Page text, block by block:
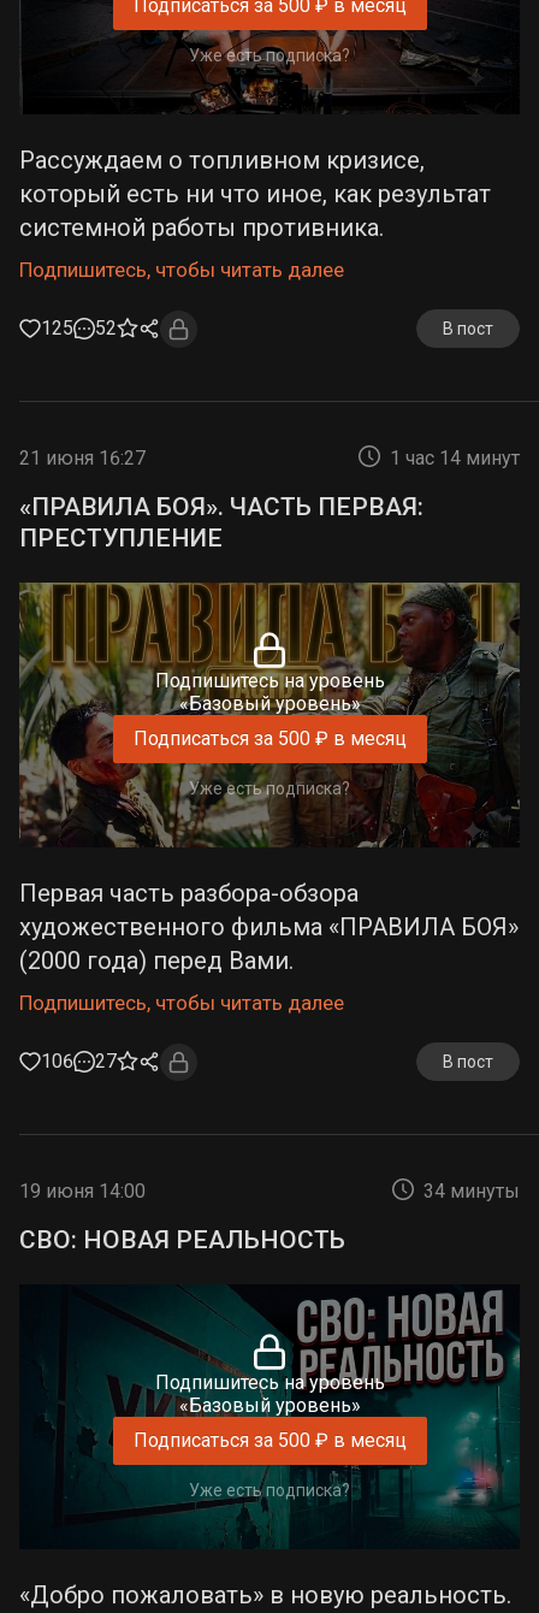
Подписаться за 500 ₽ в месяц
Уже есть подписка?
Рассуждаем о топливном кризисе,
который есть ни что иное, как результат
системной работы противника.
Подпишитесь, чтобы читать далее
125 52 В пост
21 июня 16:27 1 час 14 минут
«ПРАВИЛА БОЯ». ЧАСТЬ ПЕРВАЯ:
ПРЕСТУПЛЕНИЕ
Подпишитесь на уровень
«Базовый уровень»
Подписаться за 500 ₽ в месяц
Уже есть подписка?
Первая часть разбора-обзора
художественного фильма «ПРАВИЛА БОЯ»
(2000 года) перед Вами.
Подпишитесь, чтобы читать далее
106 27 В пост
19 июня 14:00 34 минуты
СВО: НОВАЯ РЕАЛЬНОСТЬ
Подпишитесь на уровень
«Базовый уровень»
Подписаться за 500 ₽ в месяц
Уже есть подписка?
«Добро пожаловать» в новую реальность.